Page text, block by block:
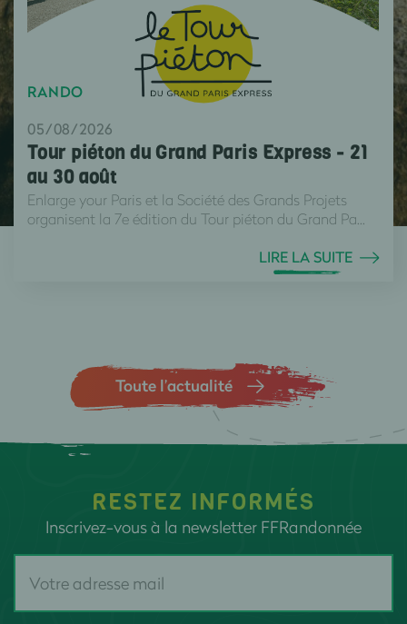
RANDO
05/08/2026
Tour piéton du Grand Paris Express - 21
au 30 août
Enlarge your Paris et la Société des Grands Projets
organisent la 7e édition du Tour piéton du Grand Pa...
LIRE LA SUITE
Toute l’actualité
RESTEZ INFORMÉS
Inscrivez-vous à la newsletter FFRandonnée